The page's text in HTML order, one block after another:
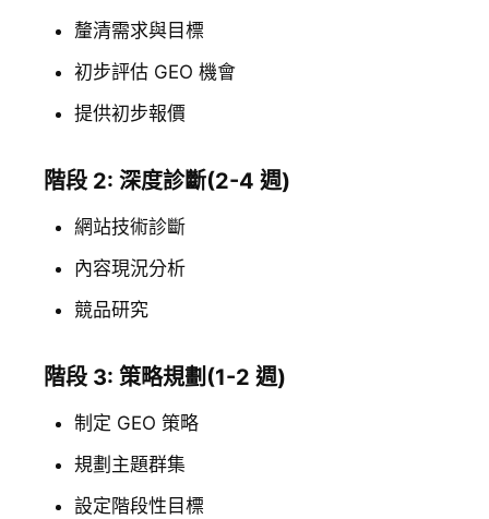
釐清需求與目標
初步評估 GEO 機會
提供初步報價
階段 2: 深度診斷(2-4 週)
網站技術診斷
內容現況分析
競品研究
階段 3: 策略規劃(1-2 週)
制定 GEO 策略
規劃主題群集
設定階段性目標